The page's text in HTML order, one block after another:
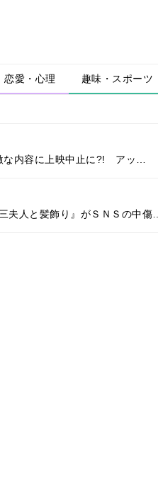
恋愛・心理 趣味・スポーツ
な内容に上映中止に?! アッ…
夫人と髪飾り』がＳＮＳの中傷…